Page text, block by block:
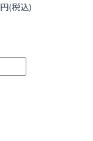
円(税込)